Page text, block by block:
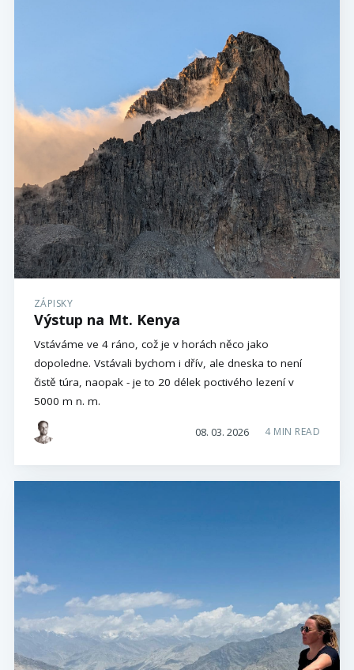
ZÁPISKY
Výstup na Mt. Kenya
Vstáváme ve 4 ráno, což je v horách něco jako
dopoledne. Vstávali bychom i dřív, ale dneska to není
čistě túra, naopak - je to 20 délek poctivého lezení v
5000 m n. m.
08. 03. 2026 4 MIN READ